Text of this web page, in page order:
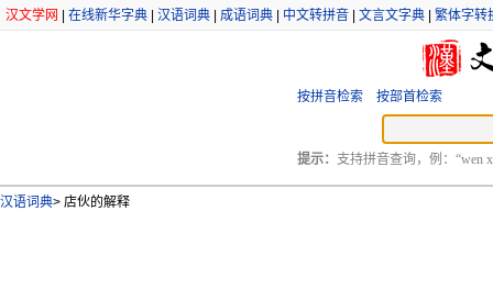
汉文学网 在线新华字典 汉语词典 成语词典 中文转拼音 文言文字典 繁体字转
按拼音检索 按部首检索
提示： 支持拼音查询，例：“wen
汉语词典> 店伙的解释